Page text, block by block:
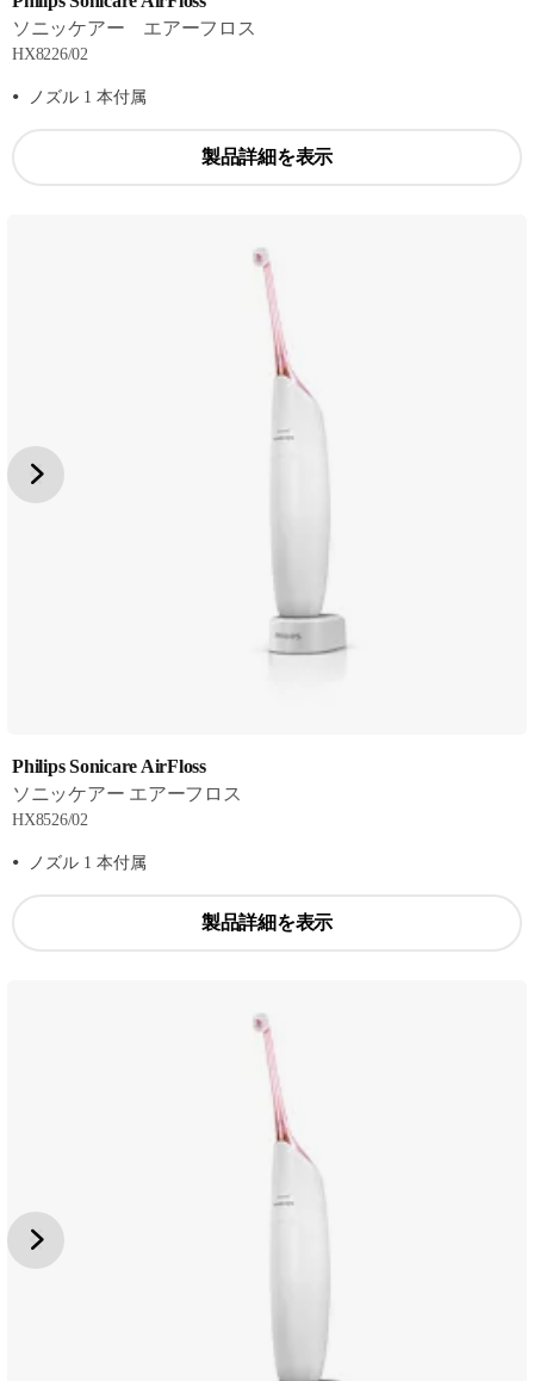
ソニッケアー エアーフロス
HX8226/02
ノズル 1 本付属
製品詳細を表示
Philips Sonicare AirFloss
ソニッケアー エアーフロス
HX8526/02
ノズル 1 本付属
製品詳細を表示